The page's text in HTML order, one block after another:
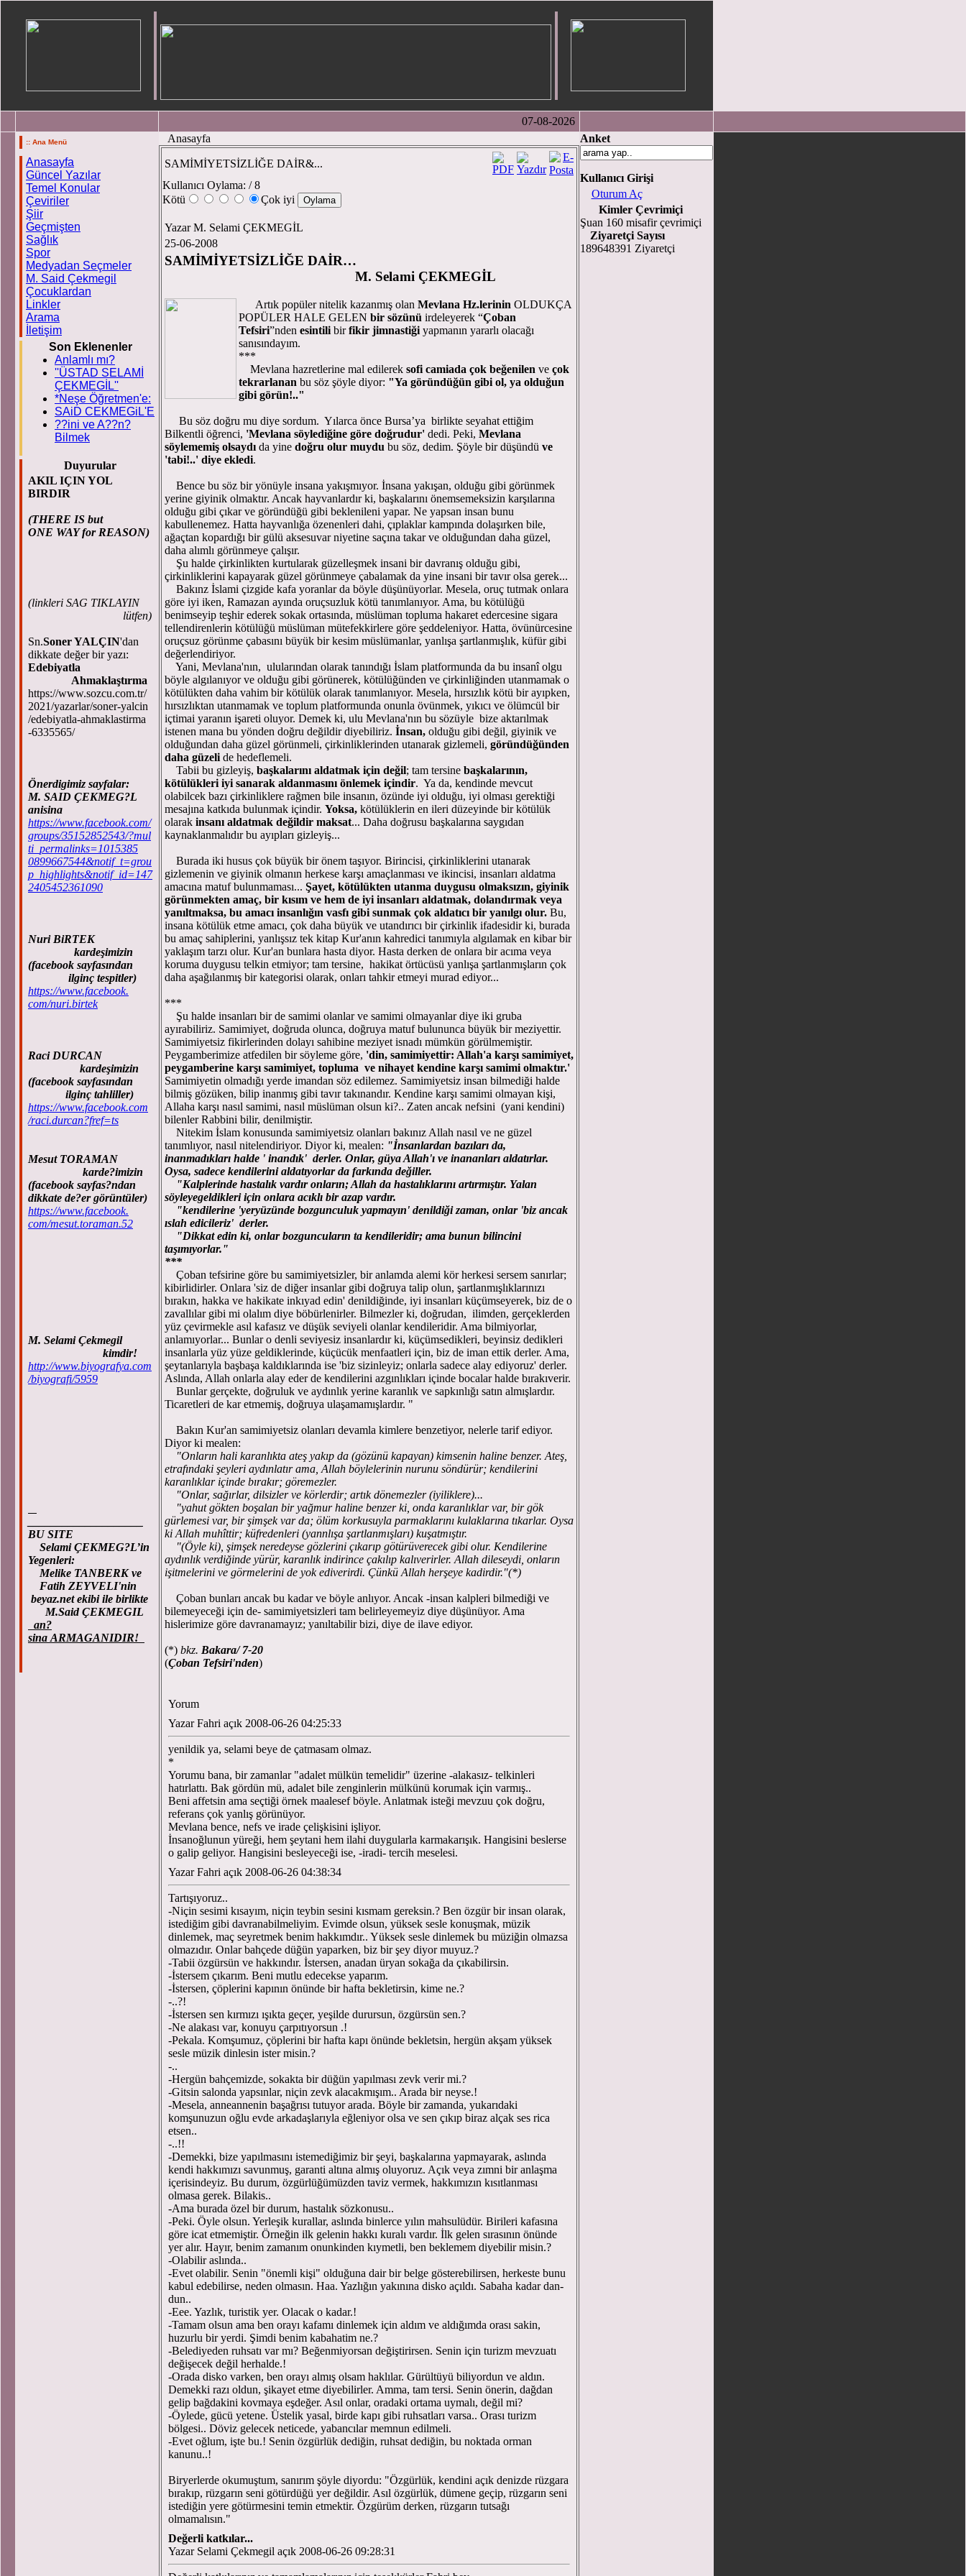
07-08-2026
:: Ana Menü
Anasayfa
Güncel Yazılar
Temel Konular
Çeviriler
Şiir
Geçmişten
Sağlık
Spor
Medyadan Seçmeler
M. Said Çekmegil
Çocuklardan
Linkler
Arama
İletişim
Son Eklenenler
Anlamlı mı?
''ÜSTAD SELAMİ
ÇEKMEGİL''
*Neşe Öğretmen'e:
SAiD CEKMEGiL'E
??ini ve A??n?
Bilmek
Duyurular
AKIL IÇIN YOL
BIRDIR
(THERE IS but
ONE WAY for REASON)
(linkleri SAG TIKLAYIN
lütfen)
Sn.Soner YALÇIN'dan
dikkate değer bir yazı:
Edebiyatla
Ahmaklaştırma
https://www.sozcu.com.tr/
2021/yazarlar/soner-yalcin
/edebiyatla-ahmaklastirma
-6335565/
Önerdigimiz sayfalar:
M. SAID ÇEKMEG?L
anisina
https://www.facebook.com/
groups/35152852543/?mul
ti_permalinks=1015385
0899667544&notif_t=grou
p_highlights&notif_id=147
2405452361090
Nuri BiRTEK
kardeşimizin
(facebook sayfasından
ilginç tespitler)
https://www.facebook.
com/nuri.birtek
Raci DURCAN
kardeşimizin
(facebook sayfasından
ilginç tahliller)
https://www.facebook.com
/raci.durcan?fref=ts
Mesut TORAMAN
karde?imizin
(facebook sayfas?ndan
dikkate de?er görüntüler)
https://www.facebook.
com/mesut.toraman.52
M. Selami Çekmegil
kimdir!
http://www.biyografya.com
/biyografi/5959
BU SITE
Selami ÇEKMEG?L’in
Yegenleri:
Melike TANBERK ve
Fatih ZEYVELI'nin
beyaz.net ekibi ile birlikte
M.Said ÇEKMEGIL
an?
sina ARMAGANIDIR!
Anasayfa
SAMİMİYETSİZLİĞE DAİR&...
Kullanıcı Oylama: / 8
Kötü
Çok iyi
Yazar M. Selami ÇEKMEGİL
25-06-2008
SAMİMİYETSİZLİĞE DAİR…
M. Selami ÇEKMEGİL
Artık popüler nitelik kazanmış olan Mevlana Hz.lerinin OLDUKÇA
POPÜLER HALE GELEN bir sözünü irdeleyerek “Çoban
Tefsiri”nden esintili birfikir jimnastiği yapmanın yararlı olacağı
sanısındayım.
***
Mevlana hazretlerine mal edilerek sofi camiada çok beğenilen ve çok
tekrarlanan bu söz şöyle diyor: "Ya göründüğün gibi ol, ya olduğun
gibi görün!.."
Bu söz doğru mu diye sordum. Yılarca önce Bursa’ya birlikte seyahat ettiğim
Bilkentli öğrenci, 'Mevlana söylediğine göre doğrudur' dedi. Peki, Mevlana
söylememiş olsaydı da yine doğru olur muydu bu söz, dedim. Şöyle bir düşündü ve
'tabi!..' diye ekledi.
Bence bu söz bir yönüyle insana yakışmıyor. İnsana yakışan, olduğu gibi görünmek
yerine giyinik olmaktır. Ancak hayvanlardır ki, başkalarını önemsemeksizin karşılarına
olduğu gibi çıkar ve göründüğü gibi beklenileni yapar. Ne yapsan insan bunu
kabullenemez. Hatta hayvanlığa özenenleri dahi, çıplaklar kampında dolaşırken bile,
ağaçtan kopardığı bir gülü aksesuvar niyetine saçına takar ve olduğundan daha güzel,
daha alımlı görünmeye çalışır.
Şu halde çirkinlikten kurtularak güzelleşmek insani bir davranış olduğu gibi,
çirkinliklerini kapayarak güzel görünmeye çabalamak da yine insani bir tavır olsa gerek...
Bakınz İslami çizgide kafa yoranlar da böyle düşünüyorlar. Mesela, oruç tutmak onlara
göre iyi iken, Ramazan ayında oruçsuzluk kötü tanımlanıyor. Ama, bu kötülüğü
benimseyip teşhir ederek sokak ortasında, müslüman topluma hakaret edercesine sigara
tellendirenlerin kötülüğü müslüman mütefekkirlere göre şeddeleniyor. Hatta, övünürcesine
oruçsuz görünme çabasını büyük bir kesim müslümanlar, yanlışa şartlanmışlık, küfür gibi
değerlendiriyor.
Yani, Mevlana'nın, ulularından olarak tanındığı İslam platformunda da bu insanî olgu
böyle algılanıyor ve olduğu gibi görünerek, kötülüğünden ve çirkinliğinden utanmamak o
kötülükten daha vahim bir kötülük olarak tanımlanıyor. Mesela, hırsızlık kötü bir ayıpken,
hırsızlıktan utanmamak ve toplum platformunda onunla övünmek, yıkıcı ve ölümcül bir
içtimai yaranın işareti oluyor. Demek ki, ulu Mevlana'nın bu sözüyle bize aktarılmak
istenen mana bu yönden doğru değildir diyebiliriz. İnsan, olduğu gibi değil, giyinik ve
olduğundan daha güzel görünmeli, çirkinliklerinden utanarak gizlemeli, göründüğünden
daha güzeli de hedeflemeli.
Tabii bu gizleyiş, başkalarını aldatmak için değil; tam tersine başkalarının,
kötülükleri iyi sanarak aldanmasını önlemek içindir. Ya da, kendinde mevcut
olabilcek bazı çirkinliklere rağmen bile insanın, özünde iyi olduğu, iyi olması gerektiği
mesajına katkıda bulunmak içindir. Yoksa, kötülüklerin en ileri düzeyinde bir kötülük
olarak insanı aldatmak değildir maksat... Daha doğrusu başkalarına saygıdan
kaynaklanmalıdır bu ayıpları gizleyiş...
Burada iki husus çok büyük bir önem taşıyor. Birincisi, çirkinliklerini utanarak
gizlemenin ve giyinik olmanın herkese karşı amaçlanması ve ikincisi, insanları aldatma
amacına matuf bulunmaması... Şayet, kötülükten utanma duygusu olmaksızın, giyinik
görünmekten amaç, bir kısım ve hem de iyi insanları aldatmak, dolandırmak veya
yanıltmaksa, bu amacı insanlığın vasfı gibi sunmak çok aldatıcı bir yanılgı olur. Bu,
insana kötülük etme amacı, çok daha büyük ve utandırıcı bir çirkinlik ifadesidir ki, burada
bu amaç sahiplerini, yanlışsız tek kitap Kur'anın kahredici tanımıyla algılamak en kibar bir
yaklaşım tarzı olur. Kur'an bunlara hasta diyor. Hasta derken de onlara bir acıma veya
koruma duygusu telkin etmiyor; tam tersine, hakikat örtücüsü yanlışa şartlanmışların çok
daha aşağılanmış bir kategorisi olarak, onları tahkir etmeyi murad ediyor...
***
Şu halde insanları bir de samimi olanlar ve samimi olmayanlar diye iki gruba
ayırabiliriz. Samimiyet, doğruda olunca, doğruya matuf bulununca büyük bir meziyettir.
Samimiyetsiz fikirlerinden dolayı sahibine meziyet isnadı mümkün görülmemiştir.
Peygamberimize atfedilen bir söyleme göre, 'din, samimiyettir: Allah'a karşı samimiyet,
peygamberine karşı samimiyet, topluma ve nihayet kendine karşı samimi olmaktır.'
Samimiyetin olmadığı yerde imandan söz edilemez. Samimiyetsiz insan bilmediği halde
bilmiş gözüken, bilip inanmış gibi tavır takınandır. Kendine karşı samimi olmayan kişi,
Allaha karşı nasıl samimi, nasıl müslüman olsun ki?.. Zaten ancak nefsini (yani kendini)
bilenler Rabbini bilir, denilmiştir.
Nitekim İslam konusunda samimiyetsiz olanları bakınız Allah nasıl ve ne güzel
tanımlıyor, nasıl nitelendiriyor. Diyor ki, mealen: "İnsanlardan bazıları da,
inanmadıkları halde ' inandık' derler. Onlar, güya Allah'ı ve inananları aldatırlar.
Oysa, sadece kendilerini aldatıyorlar da farkında değiller.
"Kalplerinde hastalık vardır onların; Allah da hastalıklarını artırmıştır. Yalan
söyleyegeldikleri için onlara acıklı bir azap vardır.
"kendilerine 'yeryüzünde bozgunculuk yapmayın' denildiği zaman, onlar 'biz ancak
ıslah edicileriz' derler.
"Dikkat edin ki, onlar bozguncuların ta kendileridir; ama bunun bilincini
taşımıyorlar."
***
Çoban tefsirine göre bu samimiyetsizler, bir anlamda alemi kör herkesi sersem sanırlar;
kibirlidirler. Onlara 'siz de diğer insanlar gibi doğruya talip olun, şartlanmışlıklarınızı
bırakın, hakka ve hakikate inkıyad edin' denildiğinde, iyi insanları küçümseyerek, biz de o
zavallılar gibi mi olalım diye böbürlenirler. Bilmezler ki, doğrudan, ilimden, gerçeklerden
yüz çevirmekle asıl kafasız ve düşük seviyeli olanlar kendileridir. Ama bilmiyorlar,
anlamıyorlar... Bunlar o denli seviyesiz insanlardır ki, küçümsedikleri, beyinsiz dedikleri
insanlarla yüz yüze geldiklerinde, küçücük menfaatleri için, biz de iman ettik derler. Ama,
şeytanlarıyla başbaşa kaldıklarında ise 'biz sizinleyiz; onlarla sadece alay ediyoruz' derler.
Aslında, Allah onlarla alay eder de kendilerini azgınlıkları içinde bocalar halde bırakıverir.
Bunlar gerçekte, doğruluk ve aydınlık yerine karanlık ve sapkınlığı satın almışlardır.
Ticaretleri de kar etmemiş, doğruya ulaşamamışlardır. "
Bakın Kur'an samimiyetsiz olanları devamla kimlere benzetiyor, nelerle tarif ediyor.
Diyor ki mealen:
"Onların hali karanlıkta ateş yakıp da (gözünü kapayan) kimsenin haline benzer. Ateş,
etrafındaki şeyleri aydınlatır ama, Allah böylelerinin nurunu söndürür; kendilerini
karanlıklar içinde bırakır; göremezler.
"Onlar, sağırlar, dilsizler ve körlerdir; artık dönemezler (iyiliklere)...
"yahut gökten boşalan bir yağmur haline benzer ki, onda karanlıklar var, bir gök
gürlemesi var, bir şimşek var da; ölüm korkusuyla parmaklarını kulaklarına tıkarlar. Oysa
ki Allah muhîttir; küfredenleri (yannlışa şartlanmışları) kuşatmıştır.
"(Öyle ki), şimşek neredeyse gözlerini çıkarıp götürüverecek gibi olur. Kendilerine
aydınlık verdiğinde yürür, karanlık indirince çakılıp kalıverirler. Allah dileseydi, onların
işitmelerini ve görmelerini de yok ediverirdi. Çünkü Allah herşeye kadirdir."(*)
Çoban bunları ancak bu kadar ve böyle anlıyor. Ancak -insan kalpleri bilmediği ve
bilemeyeceği için de- samimiyetsizleri tam belirleyemeyiz diye düşünüyor. Ama
hislerimize göre davranamayız; yanıltabilir bizi, diye de ilave ediyor.
(*) bkz. Bakara/ 7-20
(Çoban Tefsiri'nden)
Yorum
Yazar Fahri açık 2008-06-26 04:25:33
yenildik ya, selami beye de çatmasam olmaz.
*
Yorumu bana, bir zamanlar "adalet mülkün temelidir" üzerine -alakasız- telkinleri
hatırlattı. Bak gördün mü, adalet bile zenginlerin mülkünü korumak için varmış..
Beni affetsin ama seçtiği örnek maalesef böyle. Anlatmak isteği mevzuu çok doğru,
referans çok yanlış görünüyor.
Mevlana bence, nefs ve irade çelişkisini işliyor.
İnsanoğlunun yüreği, hem şeytani hem ilahi duygularla karmakarışık. Hangisini beslerse
o galip geliyor. Hangisini besleyeceği ise, -iradi- tercih meselesi.
Yazar Fahri açık 2008-06-26 04:38:34
Tartışıyoruz..
-Niçin sesimi kısayım, niçin teybin sesini kısmam gereksin.? Ben özgür bir insan olarak,
istediğim gibi davranabilmeliyim. Evimde olsun, yüksek sesle konuşmak, müzik
dinlemek, maç seyretmek benim hakkımdır.. Yüksek sesle dinlemek bu müziğin olmazsa
olmazıdır. Onlar bahçede düğün yaparken, biz bir şey diyor muyuz.?
-Tabii özgürsün ve hakkındır. İstersen, anadan üryan sokağa da çıkabilirsin.
-İstersem çıkarım. Beni mutlu edecekse yaparım.
-İstersen, çöplerini kapının önünde bir hafta bekletirsin, kime ne.?
-..?!
-İstersen sen kırmızı ışıkta geçer, yeşilde durursun, özgürsün sen.?
-Ne alakası var, konuyu çarpıtıyorsun .!
-Pekala. Komşumuz, çöplerini bir hafta kapı önünde bekletsin, hergün akşam yüksek
sesle müzik dinlesin ister misin.?
-..
-Hergün bahçemizde, sokakta bir düğün yapılması zevk verir mi.?
-Gitsin salonda yapsınlar, niçin zevk alacakmışım.. Arada bir neyse.!
-Mesela, anneannenin başağrısı tutuyor arada. Böyle bir zamanda, yukarıdaki
komşunuzun oğlu evde arkadaşlarıyla eğleniyor olsa ve sen çıkıp biraz alçak ses rica
etsen..
-..!!
-Demekki, bize yapılmasını istemediğimiz bir şeyi, başkalarına yapmayarak, aslında
kendi hakkımızı savunmuş, garanti altına almış oluyoruz. Açık veya zımni bir anlaşma
içerisindeyiz. Bu durum, özgürlüğümüzden taviz vermek, hakkımızın kısıtlanması
olmasa gerek. Bilakis..
-Ama burada özel bir durum, hastalık sözkonusu..
-Peki. Öyle olsun. Yerleşik kurallar, aslında binlerce yılın mahsulüdür. Birileri kafasına
göre icat etmemiştir. Örneğin ilk gelenin hakkı kuralı vardır. İlk gelen sırasının önünde
yer alır. Hayır, benim zamanım onunkinden kıymetli, ben beklemem diyebilir misin.?
-Olabilir aslında..
-Evet olabilir. Senin "önemli kişi" olduğuna dair bir belge gösterebilirsen, herkeste bunu
kabul edebilirse, neden olmasın. Haa. Yazlığın yakınına disko açıldı. Sabaha kadar dan-
dun..
-Eee. Yazlık, turistik yer. Olacak o kadar.!
-Tamam olsun ama ben orayı kafamı dinlemek için aldım ve aldığımda orası sakin,
huzurlu bir yerdi. Şimdi benim kabahatim ne.?
-Belediyeden ruhsatı var mı? Beğenmiyorsan değiştirirsen. Senin için turizm mevzuatı
değişecek değil herhalde.!
-Orada disko varken, ben orayı almış olsam haklılar. Gürültüyü biliyordun ve aldın.
Demekki razı oldun, şikayet etme diyebilirler. Amma, tam tersi. Senin önerin, dağdan
gelip bağdakini kovmaya eşdeğer. Asıl onlar, oradaki ortama uymalı, değil mi?
-Öylede, gücü yetene. Üstelik yasal, birde kapı gibi ruhsatları varsa.. Orası turizm
bölgesi.. Döviz gelecek neticede, yabancılar memnun edilmeli.
-Evet oğlum, işte bu.! Senin özgürlük dediğin, ruhsat dediğin, bu noktada orman
kanunu..!
Biryerlerde okumuştum, sanırım şöyle diyordu: "Özgürlük, kendini açık denizde rüzgara
bırakıp, rüzgarın seni götürdüğü yer değildir. Asıl özgürlük, dümene geçip, rüzgarın seni
istediğin yere götürmesini temin etmektir. Özgürüm derken, rüzgarın tutsağı
olmamalısın."
Değerli katkılar...
Yazar Selami Çekmegil açık 2008-06-26 09:28:31
Anket
Kullanıcı Girişi
Oturum Aç
Kimler Çevrimiçi
Şuan 160 misafir çevrimiçi
Ziyaretçi Sayısı
189648391 Ziyaretçi